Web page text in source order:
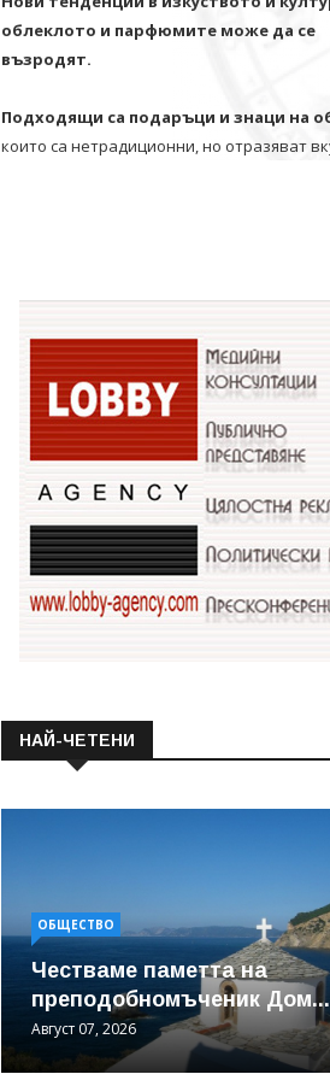
облеклото и парфюмите може да се
възродят.
Подходящи са подаръци и знаци на
които са нетрадиционни, но отразяват
НАЙ-ЧЕТЕНИ
ОБЩЕСТВО
Честваме паметта на
преподобномъченик Дом...
Август 07, 2026